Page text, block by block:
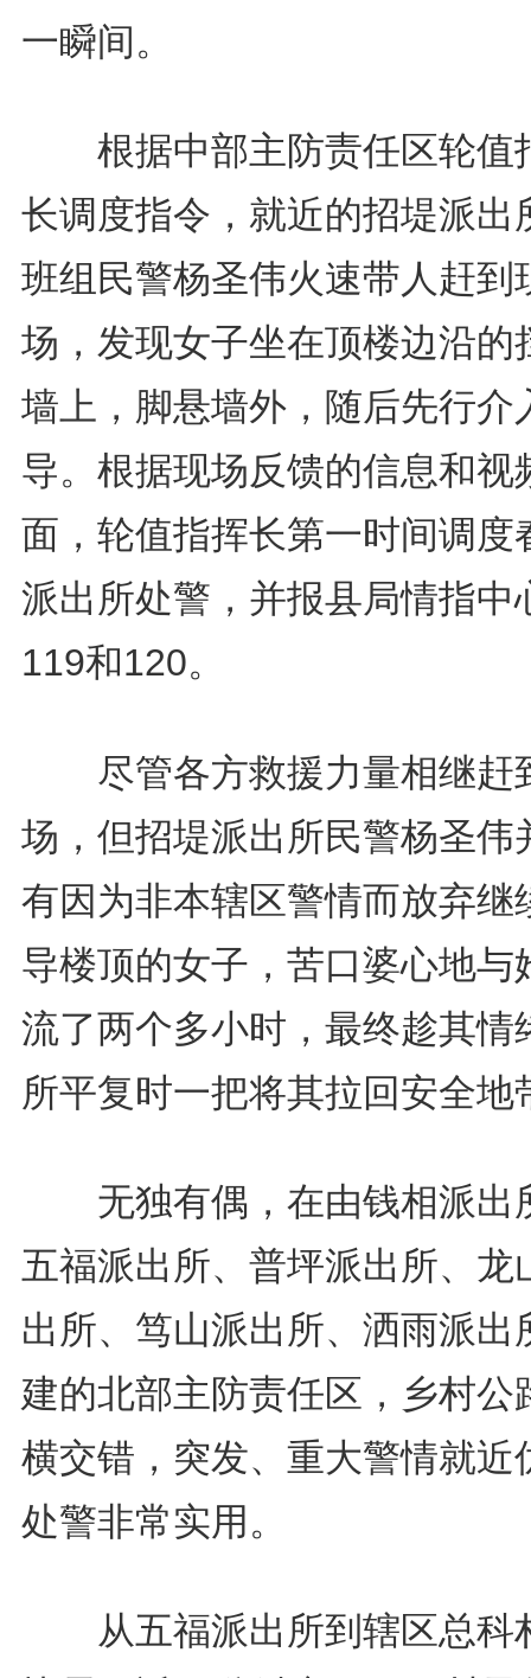
一瞬间。
根据中部主防责任区轮值
长调度指令，就近的招堤派出
班组民警杨圣伟火速带人赶到
场，发现女子坐在顶楼边沿的
墙上，脚悬墙外，随后先行介
导。根据现场反馈的信息和视
面，轮值指挥长第一时间调度
派出所处警，并报县局情指中
119和120。
尽管各方救援力量相继赶
场，但招堤派出所民警杨圣伟
有因为非本辖区警情而放弃继
导楼顶的女子，苦口婆心地与
流了两个多小时，最终趁其情
所平复时一把将其拉回安全地
无独有偶，在由钱相派出
五福派出所、普坪派出所、龙
出所、笃山派出所、洒雨派出
建的北部主防责任区，乡村公
横交错，突发、重大警情就近
处警非常实用。
从五福派出所到辖区总科